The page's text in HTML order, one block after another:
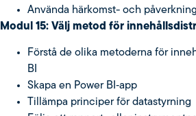
Använda härkomst- och
Modul 15: Välj metod för
Förstå de olika metoderna för
BI
Skapa en Power BI‑app
Tillämpa principer för datastyrning